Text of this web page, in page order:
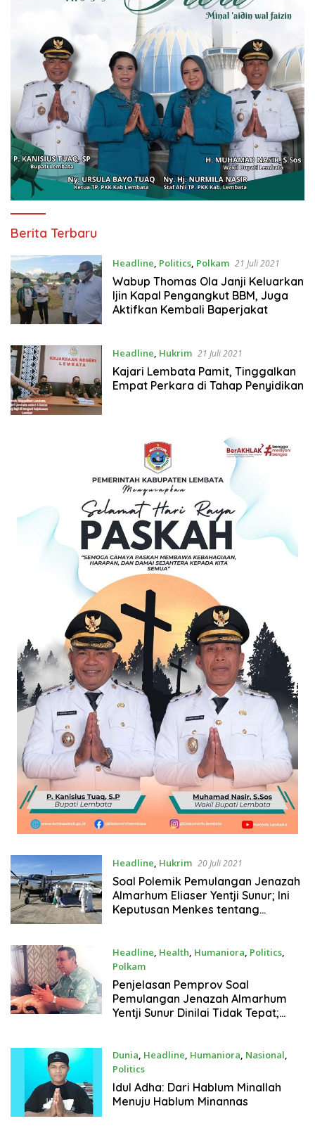
Aksi
Berita Terbaru
Headline, Politics, Polkam 21 Juli 2021
Wabup Thomas Ola Janji Keluarkan
Ijin Kapal Pengangkut BBM, Juga
Aktifkan Kembali Baperjakat
Headline, Hukrim 21 Juli 2021
Kajari Lembata Pamit, Tinggalkan
Empat Perkara di Tahap Penyidikan
Headline Hukrim 20 Juli 2021
Soal Polemik Pemulangan Jenazah
Almarhum Eliaser Yentji Sunur; Ini
Keputusan Menkes tentang
Jenazah Covid-19
Headline, Health, Humaniora, Politics,
Polkam
20 Juli 2021
Penjelasan Pemprov Soal
Pemulangan Jenazah Almarhum
Yentji Sunur Dinilai Tidak Tepat;
Dunia, Headline, Humaniora, Nasional,
Politics
20 Juli 2021
Idul Adha: Dari Hablum Minallah
Menuju Hablum Minannas